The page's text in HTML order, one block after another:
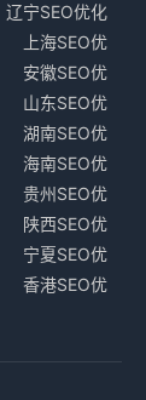
辽宁SEO优化
上海SEO优
安徽SEO优
山东SEO优
湖南SEO优
海南SEO优
贵州SEO优
陕西SEO优
宁夏SEO优
香港SEO优